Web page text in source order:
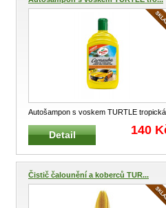
Autošampon s voskem TURTLE tropická
vůně 500 ml Vhodný pro čištění a
...
Detail 140
Čistič čalounění a koberců TUR...